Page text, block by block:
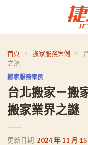
content
首頁 > 搬家服務案例 >
之謎
搬家服務案例
台北搬家－搬
搬家業界之謎
2024 年 11 月 15